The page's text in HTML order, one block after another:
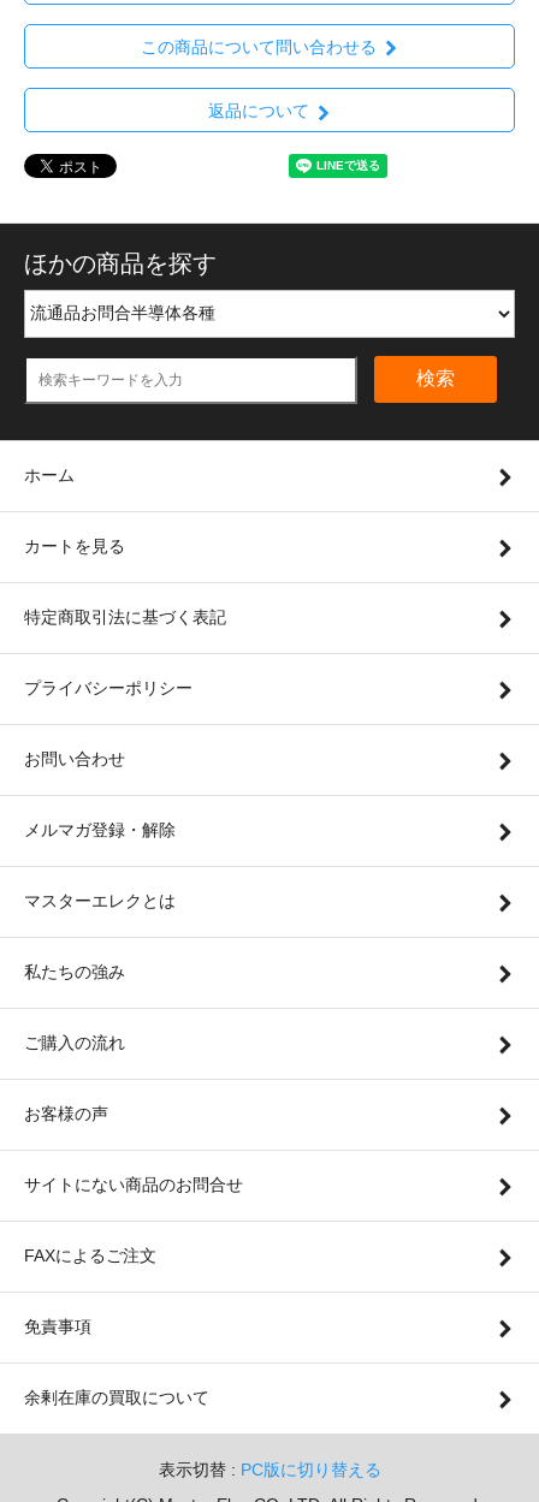
この商品について問い合わせる
返品について
ほかの商品を探す
検索
ホーム
カートを見る
特定商取引法に基づく表記
プライバシーポリシー
お問い合わせ
メルマガ登録・解除
マスターエレクとは
私たちの強み
ご購入の流れ
お客様の声
サイトにない商品のお問合せ
FAXによるご注文
免責事項
余剰在庫の買取について
表示切替 : PC版に切り替える